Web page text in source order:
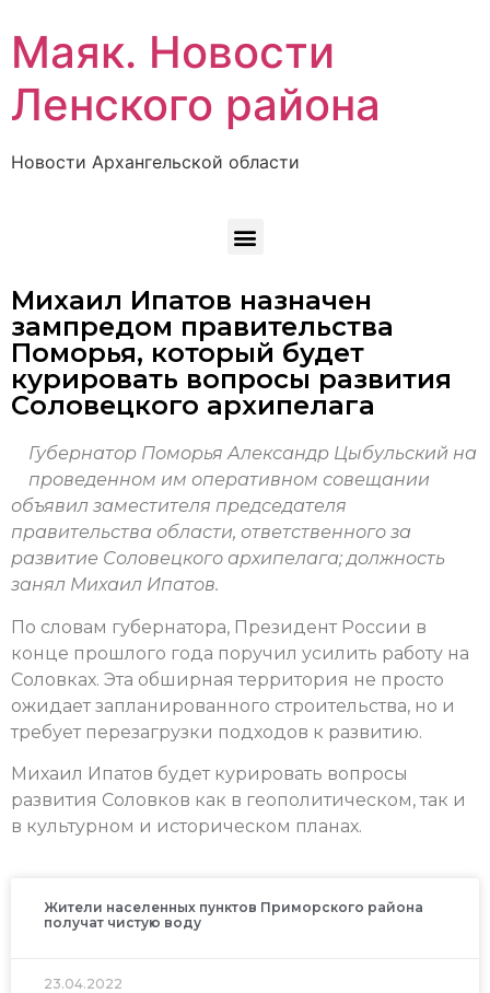
Маяк. Новости
Ленского района
Новости Архангельской области
Михаил Ипатов назначен
зампредом правительства
Поморья, который будет
курировать вопросы развития
Соловецкого архипелага
Губернатор Поморья Александр Цыбульский на
проведенном им оперативном совещании
объявил заместителя председателя
правительства области, ответственного за
развитие Соловецкого архипелага; должность
занял Михаил Ипатов.
По словам губернатора, Президент России в
конце прошлого года поручил усилить работу на
Соловках. Эта обширная территория не просто
ожидает запланированного строительства, но и
требует перезагрузки подходов к развитию.
Михаил Ипатов будет курировать вопросы
развития Соловков как в геополитическом, так и
в культурном и историческом планах.
Жители населенных пунктов Приморского района
получат чистую воду
23.04.2022